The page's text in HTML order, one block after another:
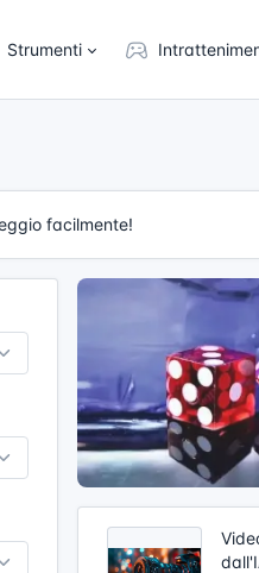
Strumenti
facilmente!